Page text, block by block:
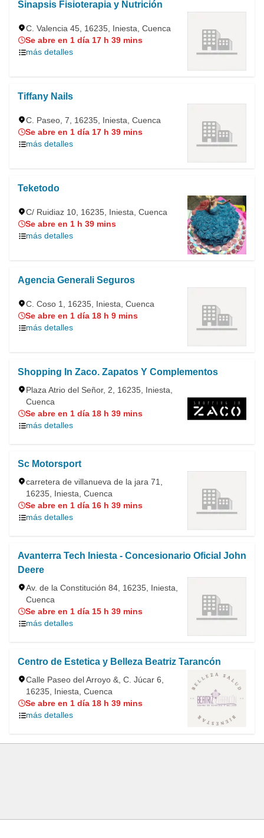
Sinapsis Fisioterapia y Nutrición
C. Valencia 45, 16235, Iniesta, Cuenca
Se abre en 1 día 17 h 39 mins
más detalles
Tiffany Nails
C. Paseo, 7, 16235, Iniesta, Cuenca
Se abre en 1 día 17 h 39 mins
más detalles
Teketodo
C/ Ruidiaz 10, 16235, Iniesta, Cuenca
Se abre en 1 h 39 mins
más detalles
Agencia Generali Seguros
C. Coso 1, 16235, Iniesta, Cuenca
Se abre en 1 día 18 h 9 mins
más detalles
Shopping In Zaco. Zapatos Y Complementos
Plaza Atrio del Señor, 2, 16235, Iniesta,
Cuenca
Se abre en 1 día 18 h 39 mins
más detalles
Sc Motorsport
carretera de villanueva de la jara 71,
16235, Iniesta, Cuenca
Se abre en 1 día 16 h 39 mins
más detalles
Avanterra Tech Iniesta - Concesionario Oficial John
Deere
Av. de la Constitución 84, 16235, Iniesta,
Cuenca
Se abre en 1 día 15 h 39 mins
más detalles
Centro de Estetica y Belleza Beatriz Tarancón
Calle Paseo del Arroyo &, C. Júcar 6,
16235, Iniesta, Cuenca
Se abre en 1 día 18 h 39 mins
más detalles